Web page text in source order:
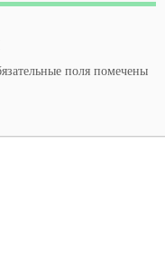
поля помечены